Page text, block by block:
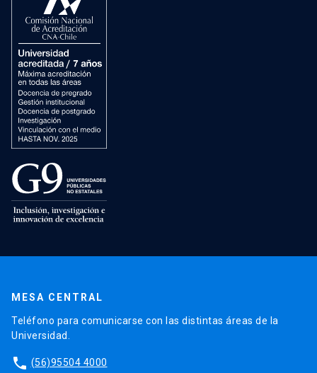
MESA CENTRAL
Teléfono para comunicarse con las distintas áreas de la
Universidad.
phone (56)95504 4000